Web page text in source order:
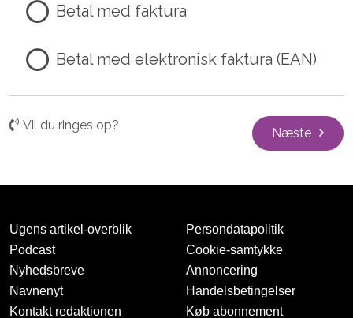
Betal med faktura
Betal med elektronisk faktura (EAN)
Vil du ringes op?
Næste
Ugens artikel-overblik
Podcast
Nyhedsbreve
Navnenyt
Kontakt redaktionen
Persondatapolitik
Cookie-samtykke
Annoncering
Handelsbetingelser
Køb abonnement